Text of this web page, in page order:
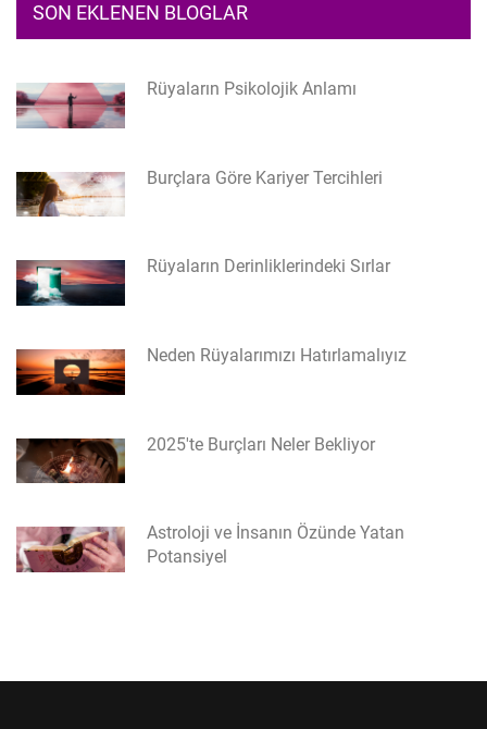
SON EKLENEN BLOGLAR
Rüyaların Psikolojik Anlamı
Burçlara Göre Kariyer Tercihleri
Rüyaların Derinliklerindeki Sırlar
Neden Rüyalarımızı Hatırlamalıyız
2025'te Burçları Neler Bekliyor
Astroloji ve İnsanın Özünde Yatan
Potansiyel